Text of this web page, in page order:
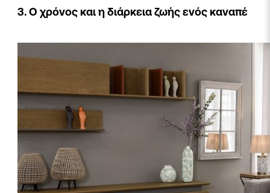
3. Ο χρόνος και η διάρκεια ζωής ενός καναπέ